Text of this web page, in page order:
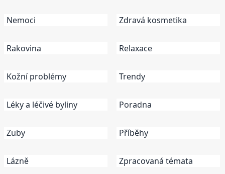
Nemoci
Rakovina
Kožní problémy
Léky a léčivé byliny
Zuby
Lázně
Zdravá kosmetika
Relaxace
Trendy
Poradna
Příběhy
Zpracovaná témata